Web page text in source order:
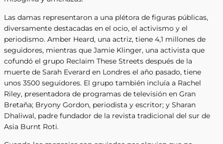
Las damas representaron a una plétora de figuras públicas,
diversamente destacadas en el ocio, el activismo y el
periodismo. Amber Heard, una actriz, tiene 4,1 millones de
seguidores, mientras que Jamie Klinger, una activista que
cofundó el grupo Reclaim These Streets después de la
muerte de Sarah Everard en Londres el año pasado, tiene
unos 3500 seguidores. El grupo también incluía a Rachel
Riley, presentadora de programas de televisión en Gran
Bretaña; Bryony Gordon, periodista y escritor; y Sharan
Dhaliwal, padre fundador de la revista tradicional del sur de
Asia Burnt Roti.